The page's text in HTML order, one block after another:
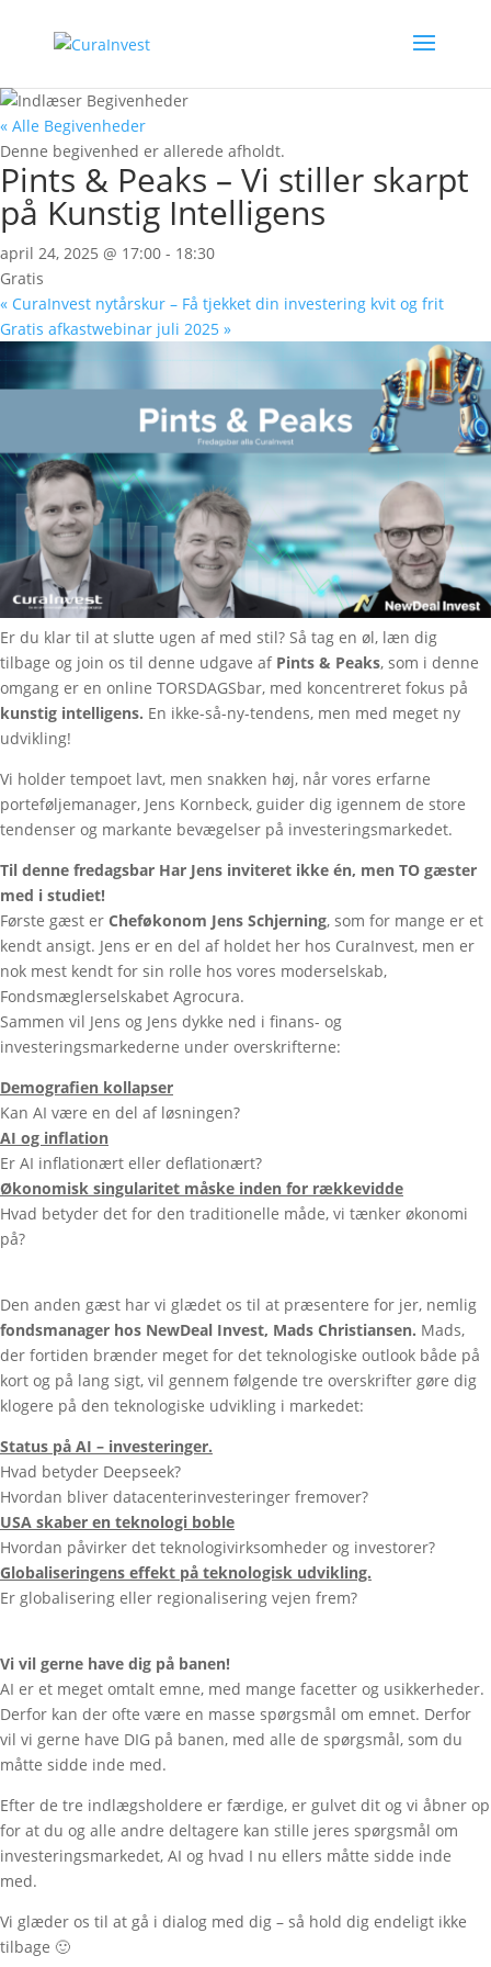
« Alle Begivenheder
Denne begivenhed er allerede afholdt.
Pints & Peaks – Vi stiller skarpt
på Kunstig Intelligens
april 24, 2025 @ 17:00 - 18:30
Gratis
« CuraInvest nytårskur – Få tjekket din investering kvit og frit
Gratis afkastwebinar juli 2025 »
Er du klar til at slutte ugen af med stil? Så tag en øl, læn dig
tilbage og join os til denne udgave af Pints & Peaks, som i denne
omgang er en online TORSDAGSbar, med koncentreret fokus på
kunstig intelligens. En ikke-så-ny-tendens, men med meget ny
udvikling!
Vi holder tempoet lavt, men snakken høj, når vores erfarne
porteføljemanager, Jens Kornbeck, guider dig igennem de store
tendenser og markante bevægelser på investeringsmarkedet.
Til denne fredagsbar Har Jens inviteret ikke én, men TO gæster
med i studiet!
Første gæst er Cheføkonom Jens Schjerning, som for mange er et
kendt ansigt. Jens er en del af holdet her hos CuraInvest, men er
nok mest kendt for sin rolle hos vores moderselskab,
Fondsmæglerselskabet Agrocura.
Sammen vil Jens og Jens dykke ned i finans- og
investeringsmarkederne under overskrifterne:
Demografien kollapser
Kan AI være en del af løsningen?
AI og inflation
Er AI inflationært eller deflationært?
Økonomisk singularitet måske inden for rækkevidde
Hvad betyder det for den traditionelle måde, vi tænker økonomi
på?
Den anden gæst har vi glædet os til at præsentere for jer, nemlig
fondsmanager hos NewDeal Invest, Mads Christiansen. Mads,
der fortiden brænder meget for det teknologiske outlook både på
kort og på lang sigt, vil gennem følgende tre overskrifter gøre dig
klogere på den teknologiske udvikling i markedet:
Status på AI – investeringer.
Hvad betyder Deepseek?
Hvordan bliver datacenterinvesteringer fremover?
USA skaber en teknologi boble
Hvordan påvirker det teknologivirksomheder og investorer?
Globaliseringens effekt på teknologisk udvikling.
Er globalisering eller regionalisering vejen frem?
Vi vil gerne have dig på banen!
AI er et meget omtalt emne, med mange facetter og usikkerheder.
Derfor kan der ofte være en masse spørgsmål om emnet. Derfor
vil vi gerne have DIG på banen, med alle de spørgsmål, som du
måtte sidde inde med.
Efter de tre indlægsholdere er færdige, er gulvet dit og vi åbner op
for at du og alle andre deltagere kan stille jeres spørgsmål om
investeringsmarkedet, AI og hvad I nu ellers måtte sidde inde
med.
Vi glæder os til at gå i dialog med dig – så hold dig endeligt ikke
tilbage 🙂